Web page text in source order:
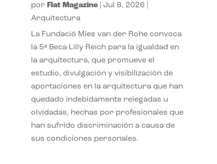
por Flat Magazine| Jul 8, 2026
Arquitectura
La Fundació Mies van der Rohe convoca
la 5ª Beca Lilly Reich para la igualdad en
la arquitectura, que promueve el
estudio, divulgación y visibilización de
aportaciones en la arquitectura que han
quedado indebidamente relegadas u
olvidadas, hechas por profesionales que
han sufrido discriminación a causa de
sus condiciones personales.